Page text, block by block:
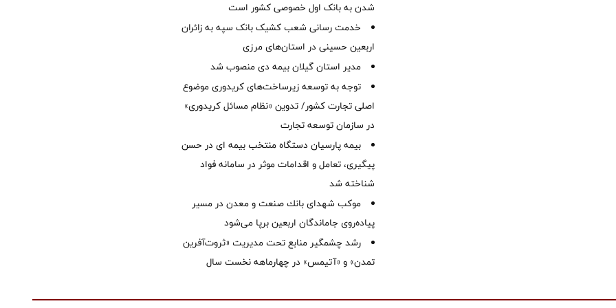
شدن به بانک اول خصوصی کشور است
خدمت رسانی شعب کشیک بانک سپه به زائران
اربعین حسینی در استان‌‌های مرزی
‌مدیر استان گیلان بیمه دی منصوب شد
توجه به توسعه زیرساخت‌های کریدوری موضوع
اصلی تجارت کشور/ تدوین «نظام مسائل کریدوری»
در سازمان توسعه تجارت
بیمه پارسیان دستگاه منتخب بیمه ای در حسن
پیگیری، تعامل و اقدامات موثر در سامانه فواد
شناخته شد
موكب شهدای بانك صنعت و معدن در مسیر
پیاده‌روی جاماندگان اربعین برپا می‌شود
رشد چشمگیر منابع تحت مدیریت «ثروت‌آفرین
تمدن» و «آتیمس» در چهارماهه نخست سال